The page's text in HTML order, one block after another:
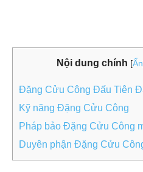
Nội dung chính [Ẩn
Đặng Cửu Công Đấu Tiên
Kỹ năng Đặng Cửu Công
Pháp bảo Đặng Cửu Công
Duyên phận Đặng Cửu